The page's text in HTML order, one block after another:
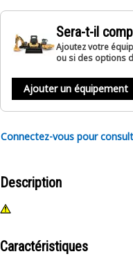
Sera-t-il
Ajoutez votre
ou si des options
Ajouter un équipement
Connectez-vous pour
Description
Caractéristiques